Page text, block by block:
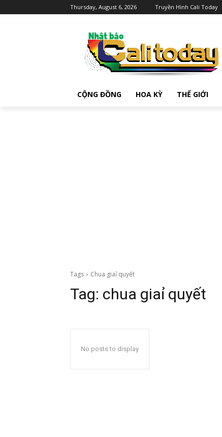
Thursday, August 6, 2026 Truyền Hình Cali Today
CỘNG ĐỒNG HOA KỲ THẾ GIỚI
Tags Chua giaỉ quyết
Tag: chua giaỉ quyết
No posts to display